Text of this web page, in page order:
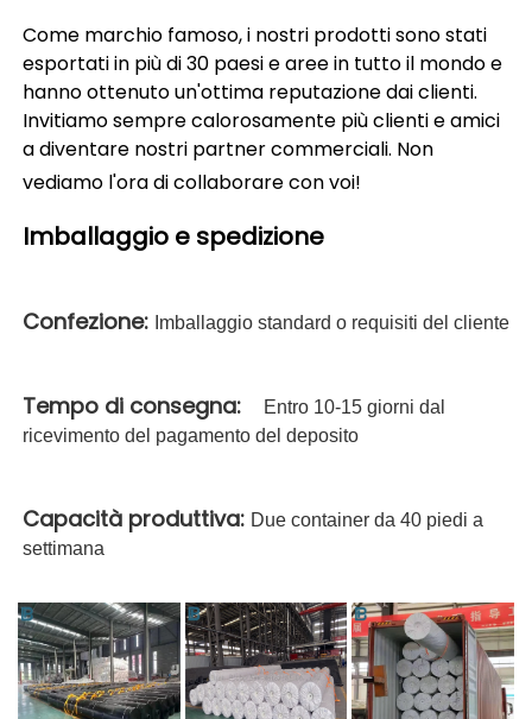
Come marchio famoso, i nostri prodotti sono stati
esportati in più di 30 paesi e aree in tutto il mondo e
hanno ottenuto un'ottima reputazione dai clienti.
Invitiamo sempre calorosamente più clienti e amici
a diventare nostri partner commerciali. Non
vediamo l'ora di collaborare con voi!
Imballaggio e spedizione
Confezione: Imballaggio standard o requisiti del cliente
Tempo di consegna:
Entro 10-15 giorni dal
ricevimento del pagamento del deposito
Capacità produttiva: Due container da 40 piedi a
settimana